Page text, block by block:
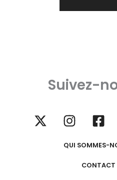
Suivez-
QUI SOMMES-
CONTACT